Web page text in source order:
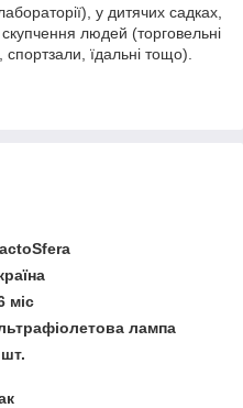
у дитячих садках,
людей (торговельні
їдальні тощо).
міс
лампа